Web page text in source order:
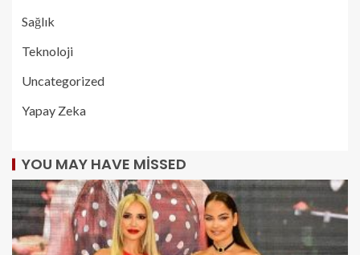
Sağlık
Teknoloji
Uncategorized
Yapay Zeka
YOU MAY HAVE MISSED